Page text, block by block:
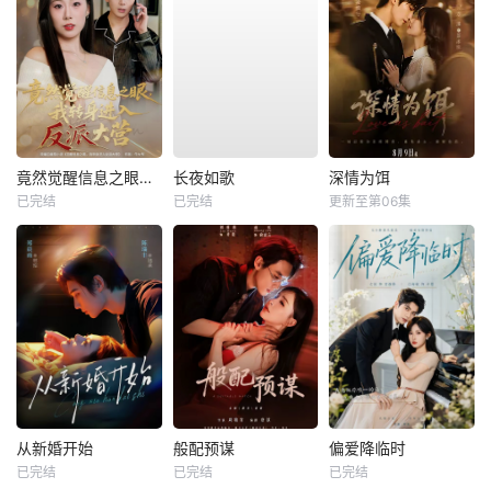
竟然觉醒信息之眼，我转身进入反派大营
已完结
长夜如歌
已完结
深情为饵
更新至第06集
从新婚开始
已完结
般配预谋
已完结
偏爱降临时
已完结